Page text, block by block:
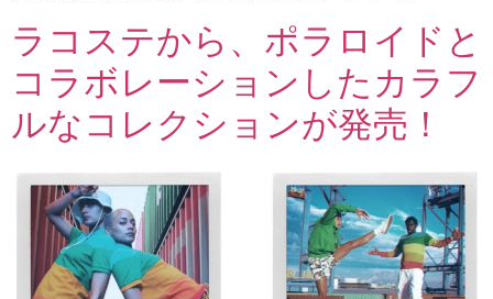
ラコステから、ポラロイドと
コラボレーションしたカラフ
ルなコレクションが発売！